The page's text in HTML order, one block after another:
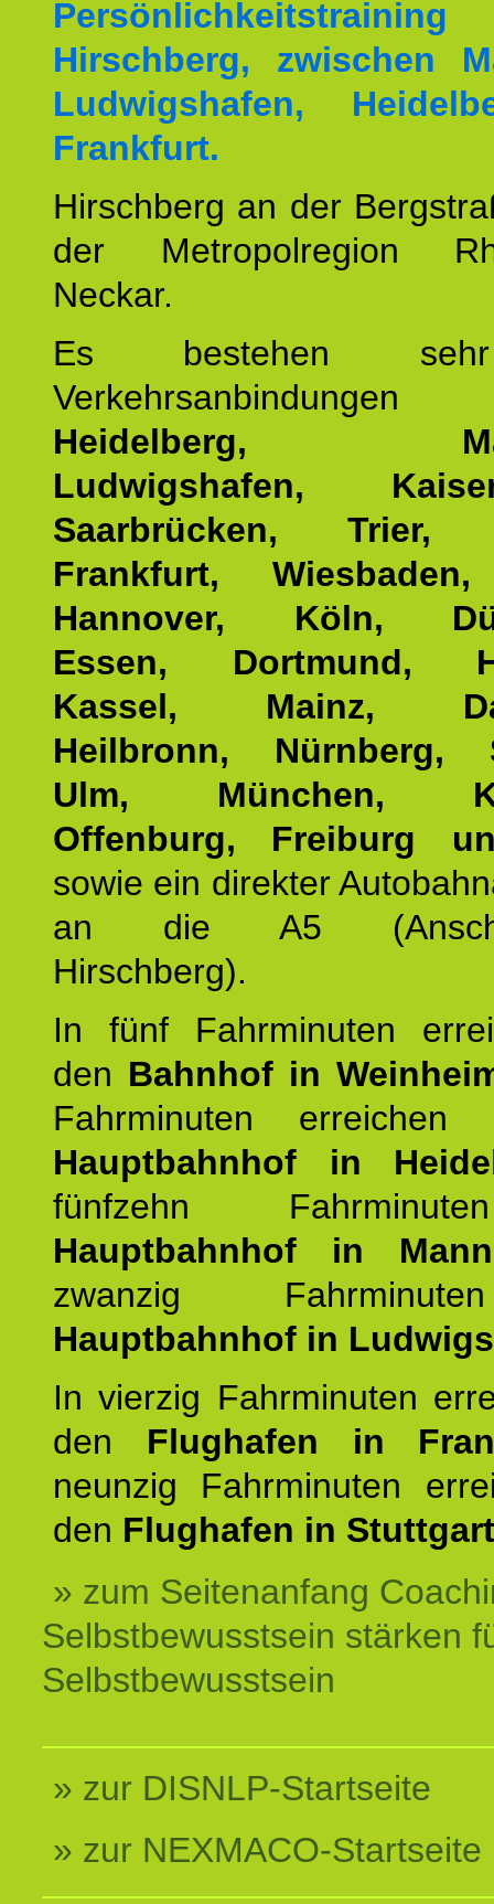
Hirschberg, zwischen
Ludwigshafen,
Frankfurt.
Hirschberg an der
der Metropolregion
Neckar.
Es bestehen
Heidelberg,
Ludwigshafen,
Saarbrücken, Trier,
Frankfurt,
Hannover, Köln,
Essen, Dortmund,
Kassel, Mainz,
Heilbronn, Nürnberg,
Ulm, München,
Offenburg, Freiburg
sowie ein direkter
an die A5
Hirschberg).
In fünf Fahrminuten
den Bahnhof in
Fahrminuten
Hauptbahnhof in
fünfzehn
Hauptbahnhof in
zwanzig
Hauptbahnhof in
In vierzig Fahrminuten
den Flughafen in
neunzig Fahrminuten
den Flughafen in
» zum Seitenanfang
Selbstbewusstsein stärken
Selbstbewusstsein
» zur DISNLP-Startseite
» zur NEXMACO-Startseite